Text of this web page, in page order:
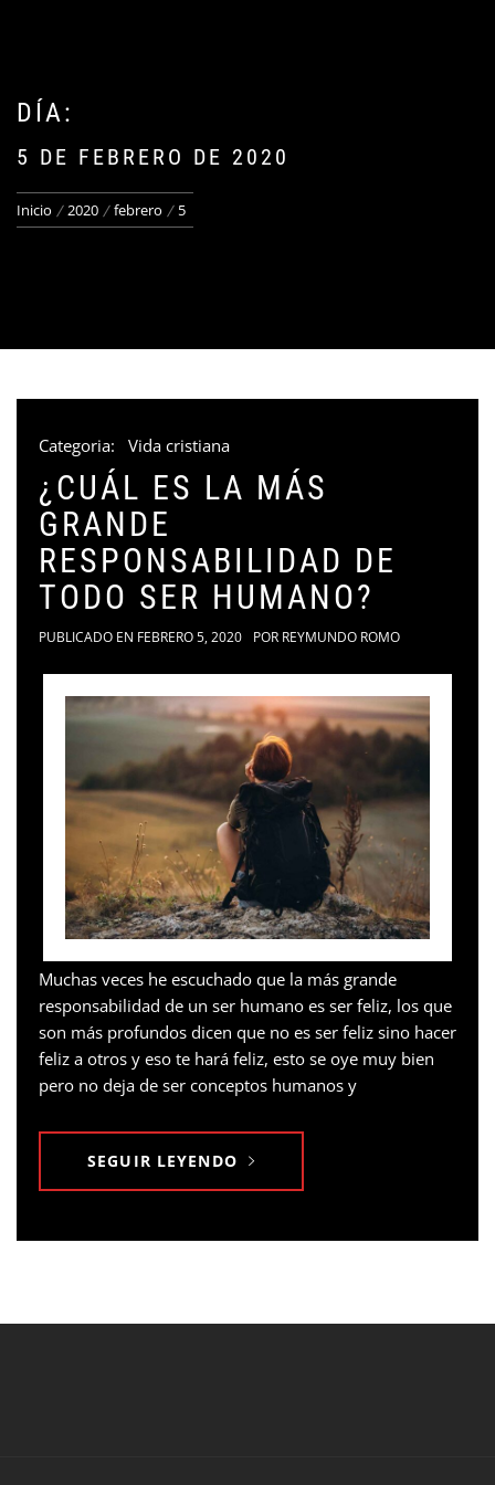
DÍA:
5 DE FEBRERO DE 2020
Inicio 2020 febrero 5
Categoria: Vida cristiana
¿CUÁL ES LA MÁS
GRANDE
RESPONSABILIDAD DE
TODO SER HUMANO?
PUBLICADO EN FEBRERO 5, 2020 POR REYMUNDO ROMO
Muchas veces he escuchado que la más grande
responsabilidad de un ser humano es ser feliz, los que
son más profundos dicen que no es ser feliz sino hacer
feliz a otros y eso te hará feliz, esto se oye muy bien
pero no deja de ser conceptos humanos y
SEGUIR LEYENDO